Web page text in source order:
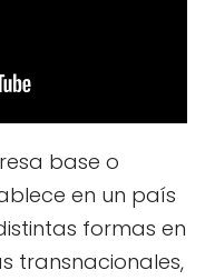
base o
en un país
formas en
transnacionales,